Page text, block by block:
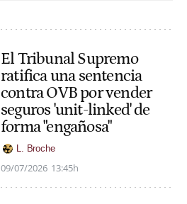
El Tribunal Supremo
ratifica una sentencia
contra OVB por vender
seguros 'unit-linked' de
forma "engañosa"
L. Broche
09/07/2026 13:45h